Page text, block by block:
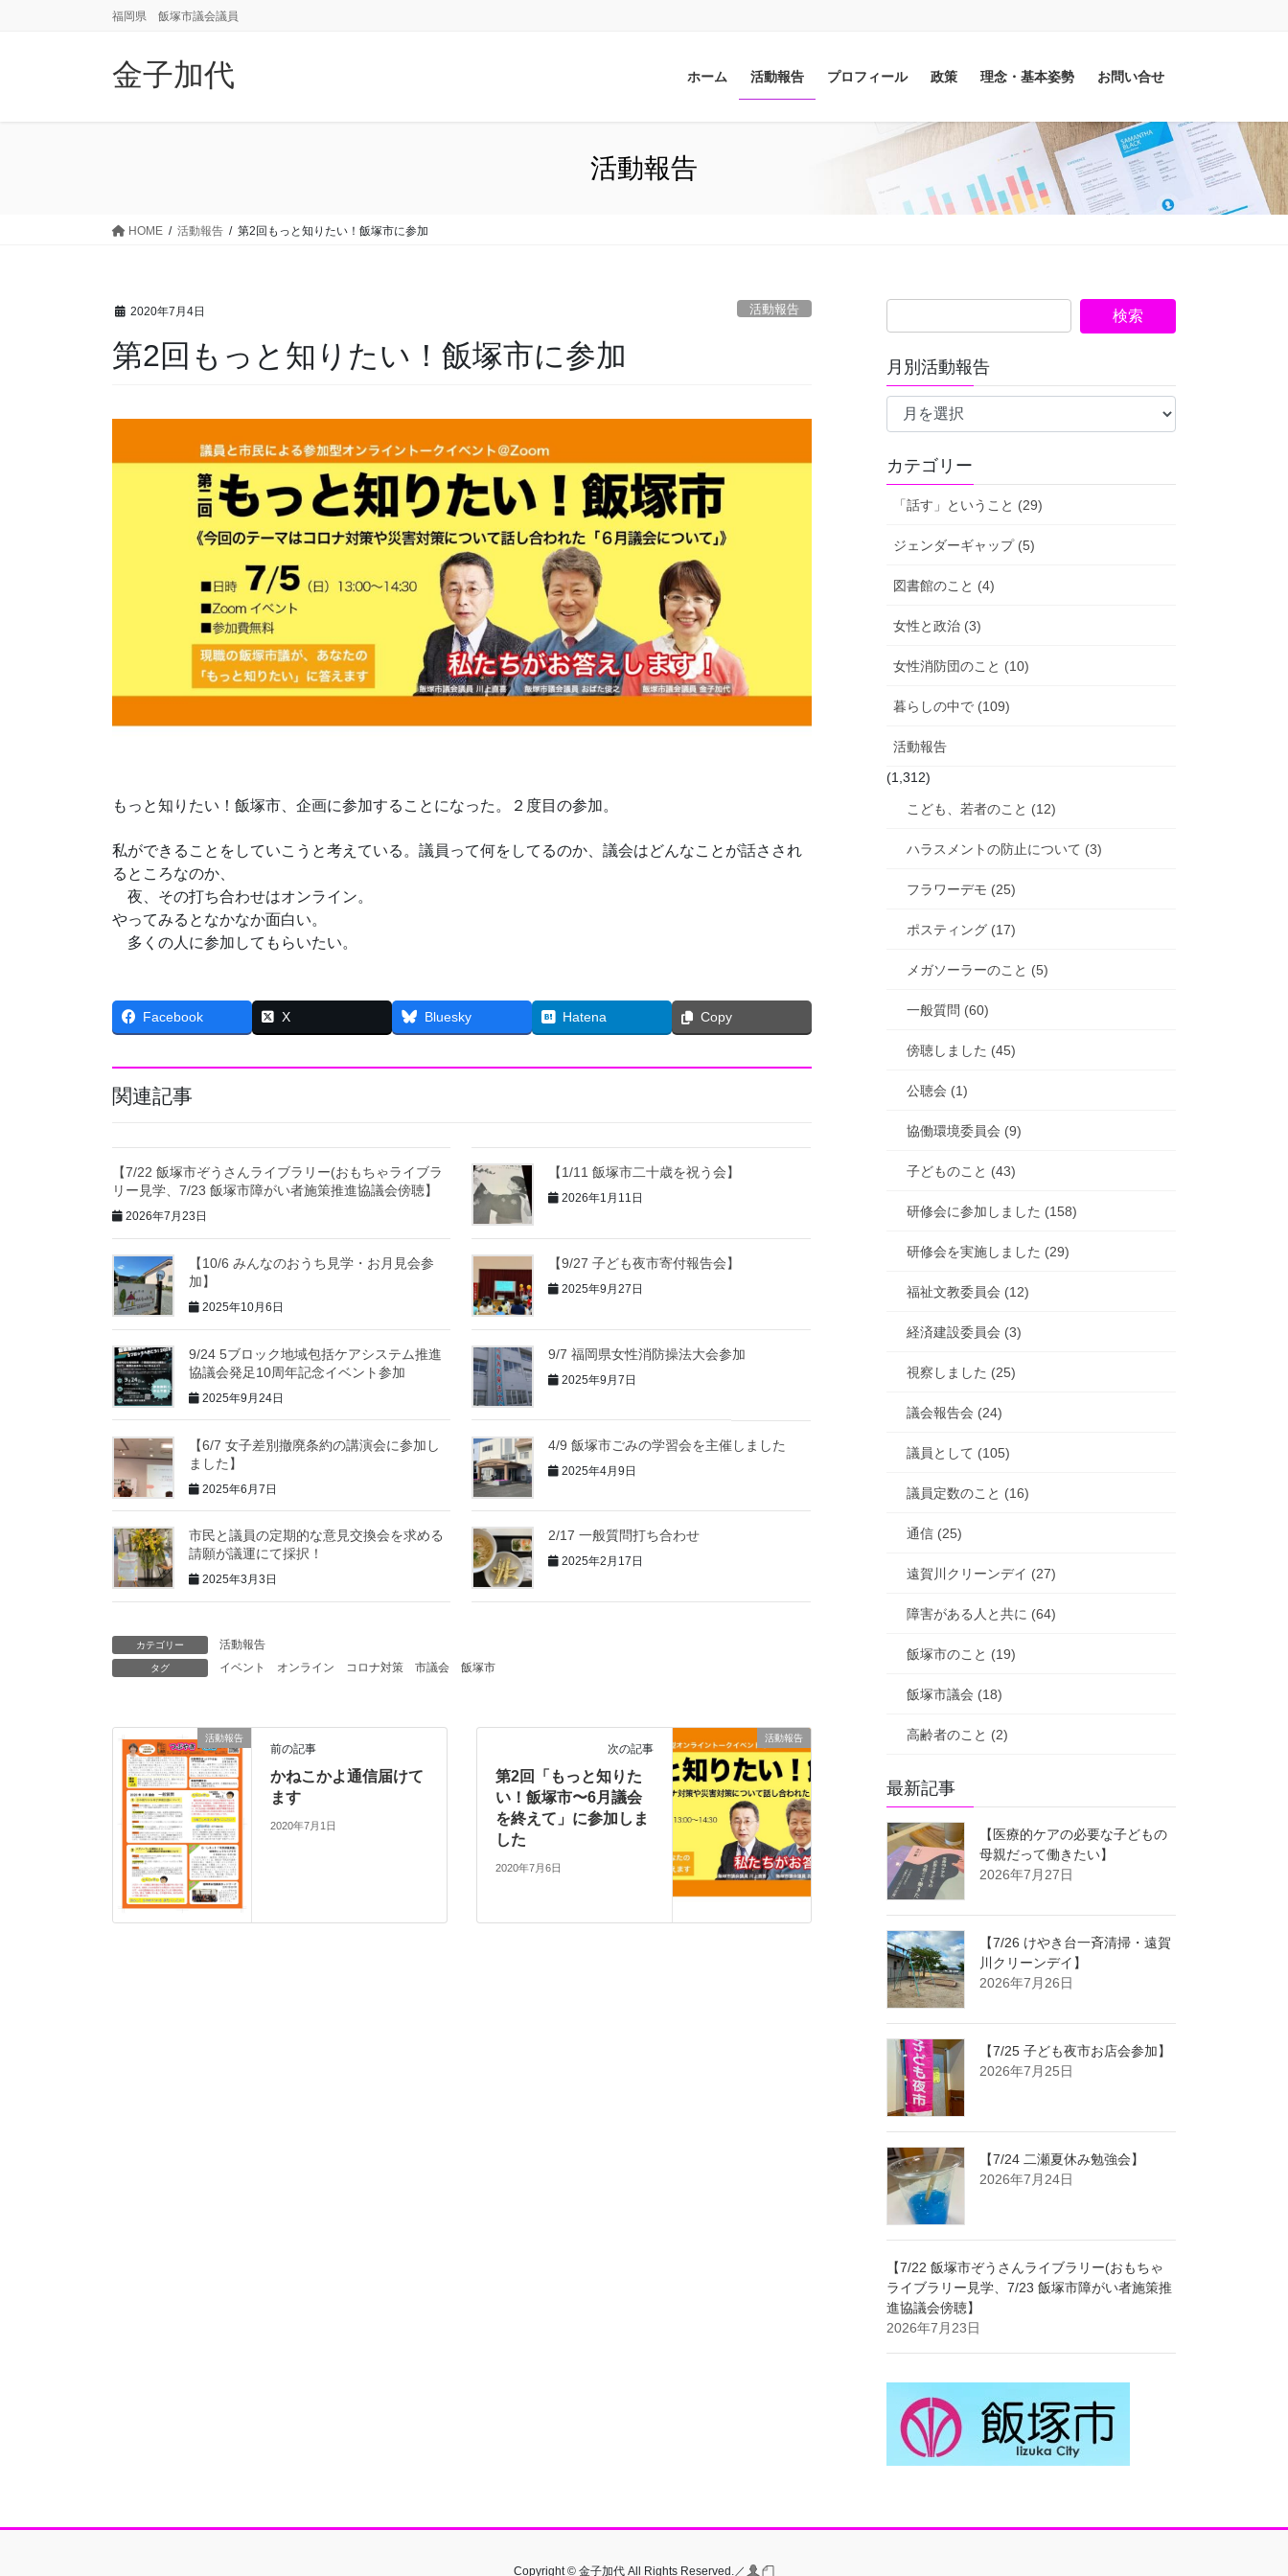
福岡県 飯塚市議会議員
金子加代 ホーム 活動報告 プロフィール 政策 理念・基本姿勢 お問い合せ
活動報告
HOME 活動報告 第2回もっと知りたい！飯塚市に参加
2020年7月4日 活動報告
第2回もっと知りたい！飯塚市に参加
もっと知りたい！飯塚市、企画に参加することになった。２度目の参加。
私ができることをしていこうと考えている。議員って何をしてるのか、議会はどんなことが話さされ
るところなのか、
夜、その打ち合わせはオンライン。
やってみるとなかなか面白い。
多くの人に参加してもらいたい。
Facebook X Bluesky Hatena Copy
関連記事
【7/22 飯塚市ぞうさんライブラリー(おもちゃライブラ
リー見学、7/23 飯塚市障がい者施策推進協議会傍聴】
2026年7月23日
【1/11 飯塚市二十歳を祝う会】
2026年1月11日
【10/6 みんなのおうち見学・お月見会参
加】
2025年10月6日
【9/27 子ども夜市寄付報告会】
2025年9月27日
9/24 5ブロック地域包括ケアシステム推進
協議会発足10周年記念イベント参加
2025年9月24日
9/7 福岡県女性消防操法大会参加
2025年9月7日
【6/7 女子差別撤廃条約の講演会に参加し
ました】
2025年6月7日
4/9 飯塚市ごみの学習会を主催しました
2025年4月9日
市民と議員の定期的な意見交換会を求める
請願が議運にて採択！
2025年3月3日
2/17 一般質問打ち合わせ
2025年2月17日
カテゴリー 活動報告
タグ イベント オンライン コロナ対策 市議会 飯塚市
活動報告
前の記事
かねこかよ通信届けて
ます
2020年7月1日
活動報告
次の記事
第2回「もっと知りた
い！飯塚市〜6月議会
を終えて」に参加しま
した
2020年7月6日
月別活動報告
月
動
報
告
カテゴリー
「話す」ということ (29)
ジェンダーギャップ (5)
図書館のこと (4)
女性と政治 (3)
女性消防団のこと (10)
暮らしの中で (109)
活動報告
(1,312)
こども、若者のこと (12)
ハラスメントの防止について (3)
フラワーデモ (25)
ポスティング (17)
メガソーラーのこと (5)
一般質問 (60)
傍聴しました (45)
公聴会 (1)
協働環境委員会 (9)
子どものこと (43)
研修会に参加しました (158)
研修会を実施しました (29)
福祉文教委員会 (12)
経済建設委員会 (3)
視察しました (25)
議会報告会 (24)
議員として (105)
議員定数のこと (16)
通信 (25)
遠賀川クリーンデイ (27)
障害がある人と共に (64)
飯塚市のこと (19)
飯塚市議会 (18)
高齢者のこと (2)
最新記事
【医療的ケアの必要な子どもの
母親だって働きたい】
2026年7月27日
【7/26 けやき台一斉清掃・遠賀
川クリーンデイ】
2026年7月26日
【7/25 子ども夜市お店会参加】
2026年7月25日
【7/24 二瀬夏休み勉強会】
2026年7月24日
【7/22 飯塚市ぞうさんライブラリー(おもちゃ
ライブラリー見学、7/23 飯塚市障がい者施策推
進協議会傍聴】
2026年7月23日
Copyright © 金子加代 All Rights Reserved.／